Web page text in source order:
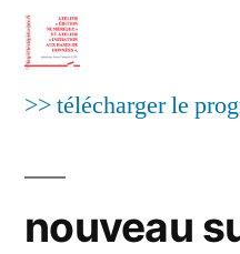
>> télécharger le
nouveau